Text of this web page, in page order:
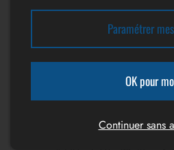
📧 a.betoulle@outlook.fr
📱Direction : Charles : 06 40
📧 contact@amenagement-
Paramétrer
OK pour
Continuer sans